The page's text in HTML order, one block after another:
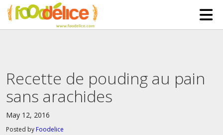
SERVICES
PARTNERSHIPS
Recette de pouding au pain
sans arachides
May 12, 2016
Posted by Foodelice